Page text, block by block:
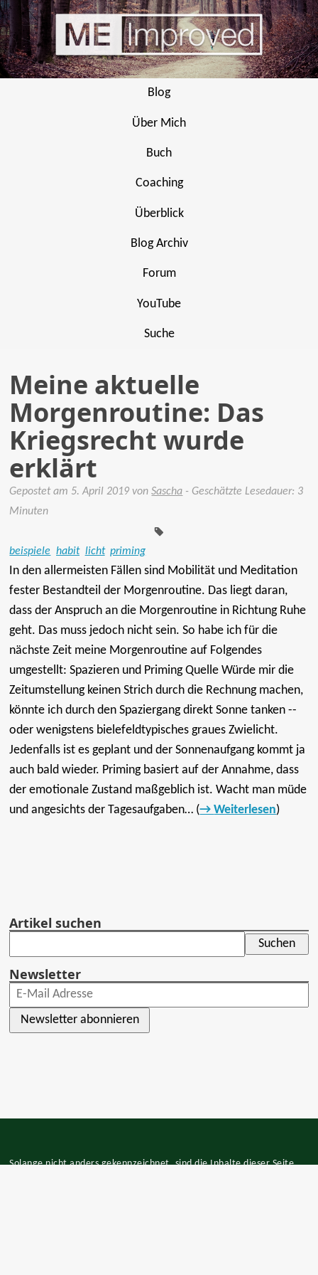
Blog
Über Mich
Buch
Coaching
Überblick
Blog Archiv
Forum
YouTube
Suche
Meine aktuelle
Morgenroutine: Das
Kriegsrecht wurde
erklärt
Gepostet am 5. April 2019vonSascha - Geschätzte Lesedauer: 3
MinutenTags:
beispiele habit licht priming
In den allermeisten Fällen sind Mobilität und Meditation
fester Bestandteil der Morgenroutine. Das liegt daran,
dass der Anspruch an die Morgenroutine in Richtung Ruhe
geht. Das muss jedoch nicht sein. So habe ich für die
nächste Zeit meine Morgenroutine auf Folgendes
umgestellt: Spazieren und Priming Quelle Würde mir die
Zeitumstellung keinen Strich durch die Rechnung machen,
könnte ich durch den Spaziergang direkt Sonne tanken --
oder wenigstens bielefeldtypisches graues Zwielicht.
Jedenfalls ist es geplant und der Sonnenaufgang kommt ja
auch bald wieder. Priming basiert auf der Annahme, dass
der emotionale Zustand maßgeblich ist. Wacht man müde
und angesichts der Tagesaufgaben… (
Weiterlesen)
Artikel suchen
Newsletter
Newsletter abonnieren
Solange nicht anders gekennzeichnet, sind die Inhalte dieser Seite